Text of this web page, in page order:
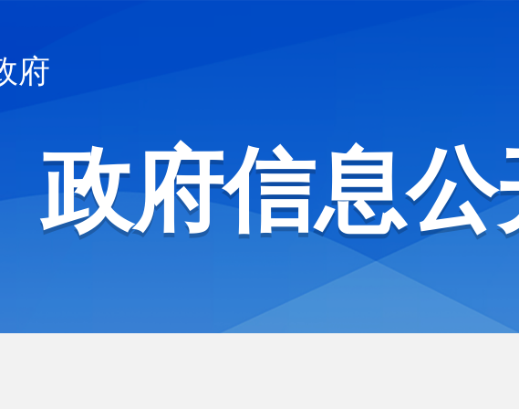
府
政府信息公